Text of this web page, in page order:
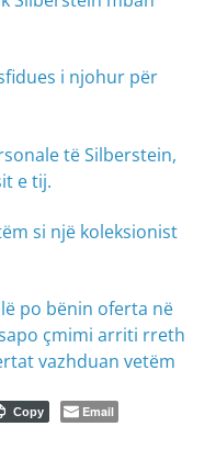
i njohur për
të Silberstein,
e tij.
si një koleksionist
po bënin oferta në
çmimi arriti rreth
vazhduan vetëm
Copy Email